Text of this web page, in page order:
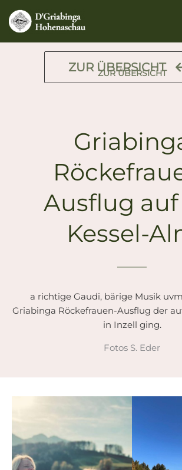
Inhalt
springen
ZUR ÜBERSICHT
ZUR ÜBERSICHT
Ausflug
Kessel-
a richtige Gaudi, bärige Musik
Griabinga Röckefrauen-Ausflug der
in Inzell ging.
Fotos S. Eder